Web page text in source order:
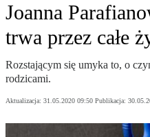
Joanna
trwa przez całe
Rozstającym się umyka to, o
rodzicami.
Aktualizacja: 31.05.2020 09:50 Publikacja: